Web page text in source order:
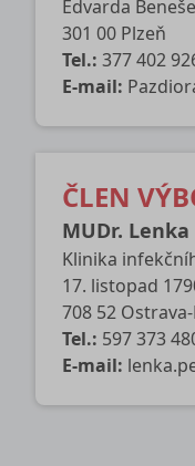
Edvarda
301 00 Plzeň
Tel.: 377 402
E-mail:
ČLEN
MUDr.
Klinika
17. listopad
708 52
Tel.: 597 373
E-mail: